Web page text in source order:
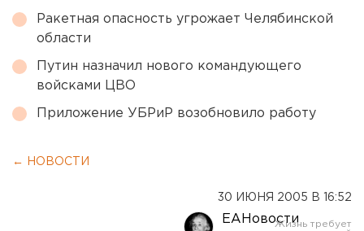
Ракетная опасность угрожает Челябинской
области
Путин назначил нового командующего
войсками ЦВО
Приложение УБРиР возобновило работу
← НОВОСТИ
30 ИЮНЯ 2005 В 16:52
ЕАНовости